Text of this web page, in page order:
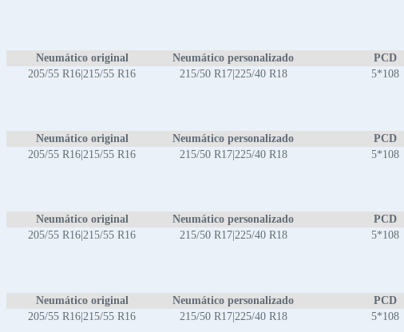
Neumático original Neumático personalizado PCD
205/55 R16|215/55 R16
215/50 R17|225/40 R18 5*108
Neumático original Neumático personalizado PCD
205/55 R16|215/55 R16
215/50 R17|225/40 R18 5*108
Neumático original Neumático personalizado PCD
205/55 R16|215/55 R16
215/50 R17|225/40 R18 5*108
Neumático original Neumático personalizado PCD
205/55 R16|215/55 R16
215/50 R17|225/40 R18 5*108